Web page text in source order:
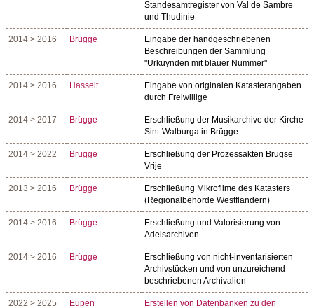
Standesamtregister von Val de Sambre
und Thudinie
2014 > 2016 Brügge
Eingabe der handgeschriebenen
Beschreibungen der Sammlung
"Urkuynden mit blauer Nummer"
2014 > 2016 Hasselt
Eingabe von originalen Katasterangaben
durch Freiwillige
2014 > 2017 Brügge
Erschließung der Musikarchive der Kirche
Sint-Walburga in Brügge
2014 > 2022 Brügge
Erschließung der Prozessakten Brugse
Vrije
2013 > 2016 Brügge
Erschließung Mikrofilme des Katasters
(Regionalbehörde Westflandern)
2014 > 2016 Brügge
Erschließung und Valorisierung von
Adelsarchiven
2014 > 2016 Brügge
Erschließung von nicht-inventarisierten
Archivstücken und von unzureichend
beschriebenen Archivalien
2022 > 2025 Eupen
Erstellen von Datenbanken zu den